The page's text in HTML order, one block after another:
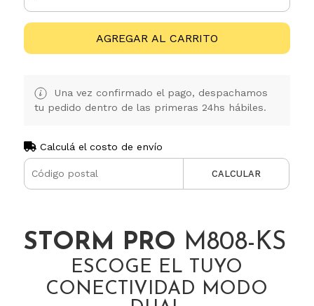
AGREGAR AL CARRITO
Una vez confirmado el pago, despachamos
tu pedido dentro de las primeras 24hs hábiles.
Calculá el costo de envío
CALCULAR
STORM PRO M808-KS
ESCOGE EL TUYO
CONECTIVIDAD MODO